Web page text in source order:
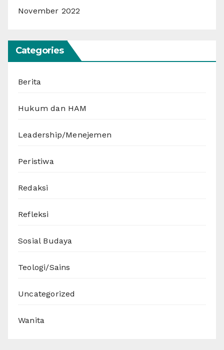
November 2022
Categories
Berita
Hukum dan HAM
Leadership/Menejemen
Peristiwa
Redaksi
Refleksi
Sosial Budaya
Teologi/Sains
Uncategorized
Wanita